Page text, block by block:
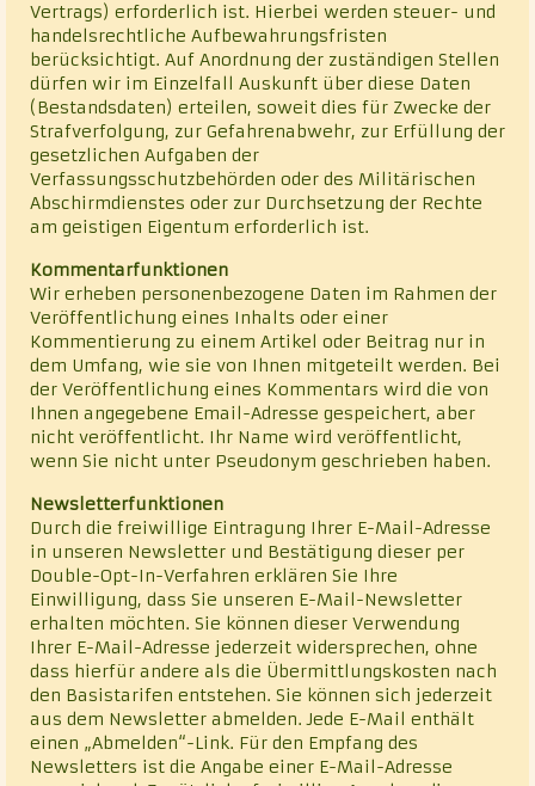
Vertrags) erforderlich ist. Hierbei werden steuer- und
handelsrechtliche Aufbewahrungsfristen
berücksichtigt. Auf Anordnung der zuständigen Stellen
dürfen wir im Einzelfall Auskunft über diese Daten
(Bestandsdaten) erteilen, soweit dies für Zwecke der
Strafverfolgung, zur Gefahrenabwehr, zur Erfüllung der
gesetzlichen Aufgaben der
Verfassungsschutzbehörden oder des Militärischen
Abschirmdienstes oder zur Durchsetzung der Rechte
am geistigen Eigentum erforderlich ist.
Kommentarfunktionen
Wir erheben personenbezogene Daten im Rahmen der
Veröffentlichung eines Inhalts oder einer
Kommentierung zu einem Artikel oder Beitrag nur in
dem Umfang, wie sie von Ihnen mitgeteilt werden. Bei
der Veröffentlichung eines Kommentars wird die von
Ihnen angegebene Email-Adresse gespeichert, aber
nicht veröffentlicht. Ihr Name wird veröffentlicht,
wenn Sie nicht unter Pseudonym geschrieben haben.
Newsletterfunktionen
Durch die freiwillige Eintragung Ihrer E-Mail-Adresse
in unseren Newsletter und Bestätigung dieser per
Double-Opt-In-Verfahren erklären Sie Ihre
Einwilligung, dass Sie unseren E-Mail-Newsletter
erhalten möchten. Sie können dieser Verwendung
Ihrer E-Mail-Adresse jederzeit widersprechen, ohne
dass hierfür andere als die Übermittlungskosten nach
den Basistarifen entstehen. Sie können sich jederzeit
aus dem Newsletter abmelden. Jede E-Mail enthält
einen „Abmelden“-Link. Für den Empfang des
Newsletters ist die Angabe einer E-Mail-Adresse